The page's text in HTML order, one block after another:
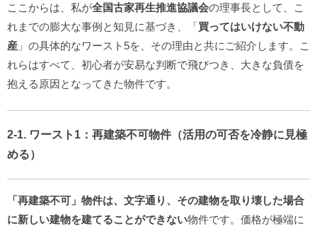
ここからは、私が全国古家再生推進協議会の理事長として、こ
れまでの膨大な事例と知見に基づき、「買ってはいけない不動
産 」の具体的なワースト5を、その理由と共にご紹介します。こ
れらはすべて、初心者が安易な判断で飛びつき、大きな負債を
抱える原因となってきた物件です。
2-1. ワースト1：再建築不可物件（活用の可否を冷静に見極
める）
「再建築不可」物件は、文字通り、その建物を取り壊した場合
に新しい建物を建てることができない物件です。価格が極端に